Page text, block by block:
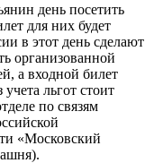
день посетить
для них будет
в этот день сделают
организованной
а входной билет
льгот стоит
по связям
«Московский